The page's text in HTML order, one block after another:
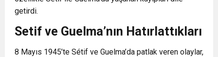
getirdi.
Setif ve Guelma’nın Hatırlattıkları
8 Mayıs 1945’te Sétif ve Guelma’da patlak veren olaylar,